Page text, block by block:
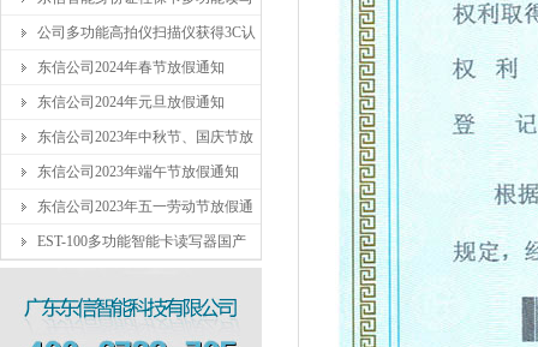
公司多功能高拍仪扫描仪获得3C认
东信公司2024年春节放假通知
东信公司2024年元旦放假通知
东信公司2023年中秋节、国庆节放
东信公司2023年端午节放假通知
东信公司2023年五一劳动节放假通
EST-100多功能智能卡读写器国产